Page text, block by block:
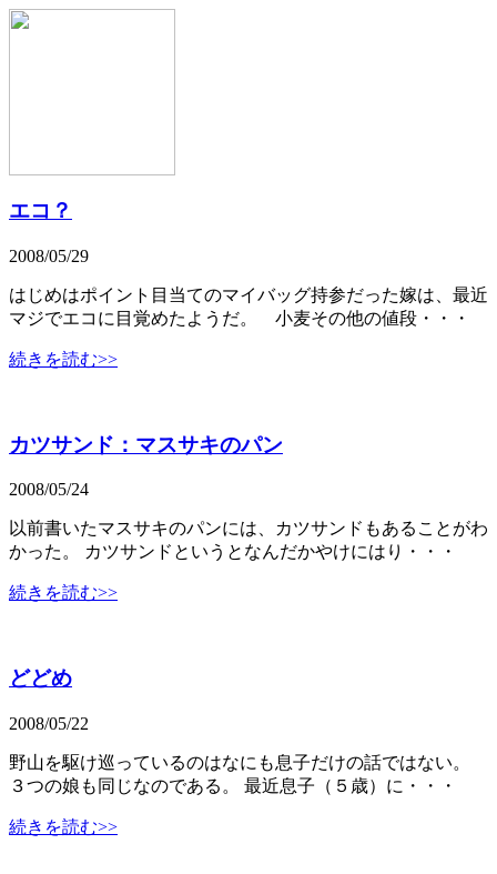
エコ？
2008/05/29
はじめはポイント目当てのマイバッグ持参だった嫁は、最近
マジでエコに目覚めたようだ。 小麦その他の値段・・・
続きを読む>>
カツサンド：マスサキのパン
2008/05/24
以前書いたマスサキのパンには、カツサンドもあることがわ
かった。 カツサンドというとなんだかやけにはり・・・
続きを読む>>
どどめ
2008/05/22
野山を駆け巡っているのはなにも息子だけの話ではない。
３つの娘も同じなのである。 最近息子（５歳）に・・・
続きを読む>>